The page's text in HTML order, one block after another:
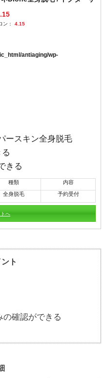
antiaging/wp-
ン： 4.15
ースキン全身脱毛
きる
種類
内容
全身脱毛 予約受付
へ
ト
の確認ができる